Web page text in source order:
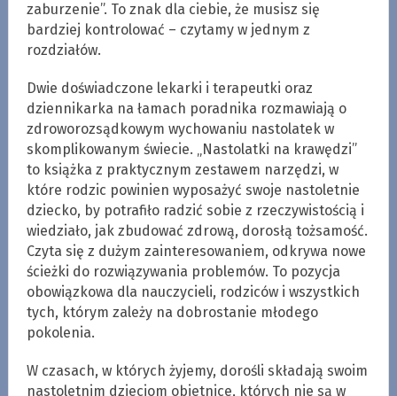
zaburzenie”. To znak dla ciebie, że musisz się
bardziej kontrolować – czytamy w jednym z
rozdziałów.
Dwie doświadczone lekarki i terapeutki oraz
dziennikarka na łamach poradnika rozmawiają o
zdroworozsądkowym wychowaniu nastolatek w
skomplikowanym świecie. „Nastolatki na krawędzi”
to książka z praktycznym zestawem narzędzi, w
które rodzic powinien wyposażyć swoje nastoletnie
dziecko, by potrafiło radzić sobie z rzeczywistością i
wiedziało, jak zbudować zdrową, dorosłą tożsamość.
Czyta się z dużym zainteresowaniem, odkrywa nowe
ścieżki do rozwiązywania problemów. To pozycja
obowiązkowa dla nauczycieli, rodziców i wszystkich
tych, którym zależy na dobrostanie młodego
pokolenia.
W czasach, w których żyjemy, dorośli składają swoim
nastoletnim dzieciom obietnice, których nie są w